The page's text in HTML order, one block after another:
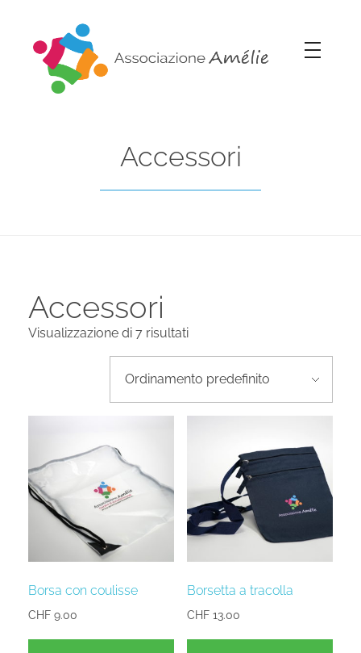
Accessori
Accessori
Visualizzazione di 7 risultati
Borsa con coulisse
CHF 9.00
Borsetta a tracolla
CHF13.00